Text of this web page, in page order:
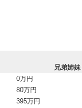
兄弟姉妹
0万円
80万円
395万円